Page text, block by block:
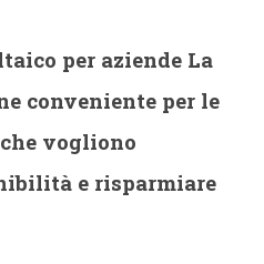
per aziende La
conveniente per le
vogliono
e risparmiare